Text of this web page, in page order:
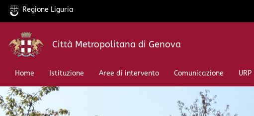
Salta
contenuto
Regione Liguria
Città Metropolitana di Genova
Home
Istituzione Aree di intervento Comunicazione URP